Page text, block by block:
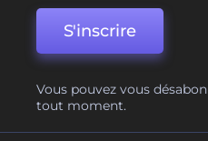
S'inscrire
Vous pouvez vous
tout moment.